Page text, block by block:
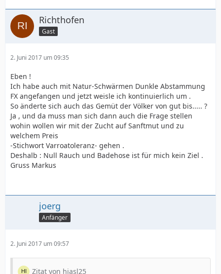
Richthofen
Gast
2. Juni 2017 um 09:35
Eben !
Ich habe auch mit Natur-Schwärmen Dunkle Abstammung
FX angefangen und jetzt weisle ich kontinuierlich um .
So änderte sich auch das Gemüt der Völker von gut bis..... ?
Ja , und da muss man sich dann auch die Frage stellen
wohin wollen wir mit der Zucht auf Sanftmut und zu
welchem Preis
-Stichwort Varroatoleranz- gehen .
Deshalb : Null Rauch und Badehose ist für mich kein Ziel .
Gruss Markus
joerg
Anfänger
2. Juni 2017 um 09:57
Zitat von hiasl25